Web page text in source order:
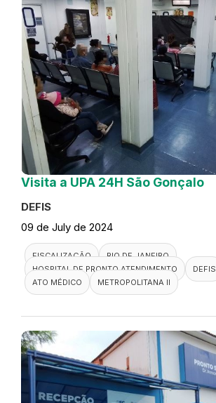
Visita a UPA 24H São Gonçalo
DEFIS
09 de July de 2024
FISCALIZAÇÃO
RIO DE JANEIRO
HOSPITAL DE PRONTO ATENDIMENTO
DEFIS
ATO MÉDICO
METROPOLITANA II